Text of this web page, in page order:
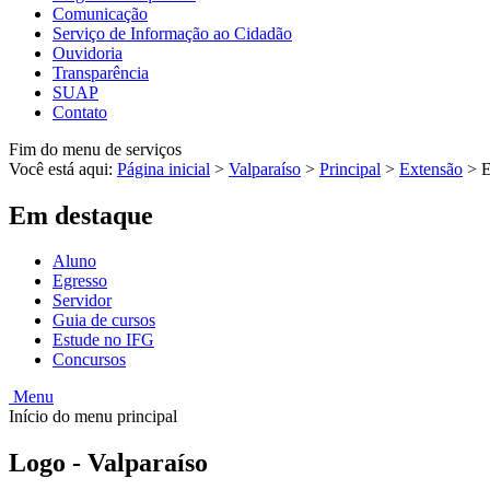
Comunicação
Serviço de Informação ao Cidadão
Ouvidoria
Transparência
SUAP
Contato
Fim do menu de serviços
Você está aqui: Página inicial > Valparaíso > Principal > Extensão >
Em destaque
Aluno
Egresso
Servidor
Guia de cursos
Estude no IFG
Concursos
Menu
Início do menu principal
Logo - Valparaíso